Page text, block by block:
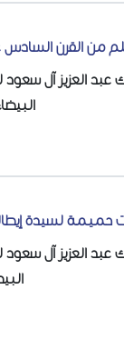
من القرن
العزيز آل سعود
لسيدة إيطالية
العزيز آل سعود